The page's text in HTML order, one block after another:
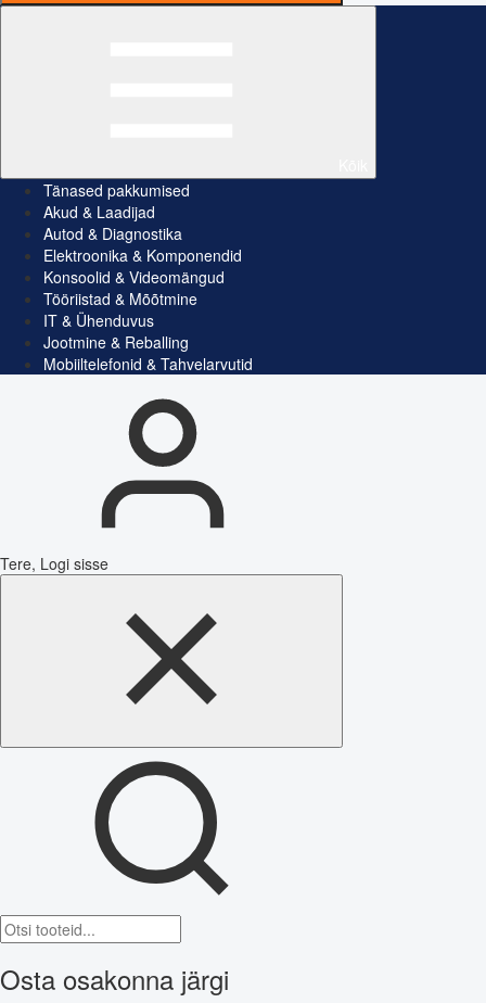
Tänased pakkumised
Akud & Laadijad
Autod & Diagnostika
Elektroonika & Komponendid
Konsoolid & Videomängud
Tööriistad & Mõõtmine
IT & Ühenduvus
Jootmine & Reballing
Mobiiltelefonid & Tahvelarvutid
Tere, Logi sisse
Osta osakonna järgi